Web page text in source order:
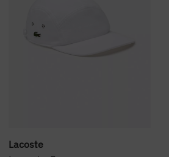
Lacoste